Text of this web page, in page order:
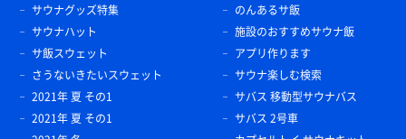
サウナグッズ特集
サウナハット
サ飯スウェット
さうないきたいスウェット
2021年 夏 その1
2021年 夏 その1
のんあるサ飯
施設のおすすめサウナ飯
アプリ作ります
サウナ楽しむ検索
サバス 移動型サウナバス
サバス 2号車